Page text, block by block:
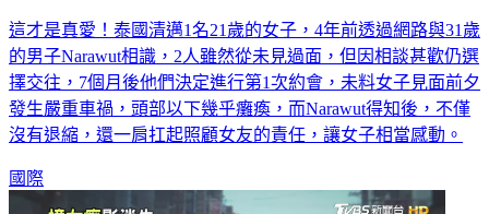
這才是真愛！泰國清邁1名21歲的女子，4年前透過網路與31歲
的男子Narawut相識，2人雖然從未見過面，但因相談甚歡仍選
擇交往，7個月後他們決定進行第1次約會，未料女子見面前夕
發生嚴重車禍，頭部以下幾乎癱瘓，而Narawut得知後，不僅
沒有退縮，還一肩扛起照顧女友的責任，讓女子相當感動。
國際